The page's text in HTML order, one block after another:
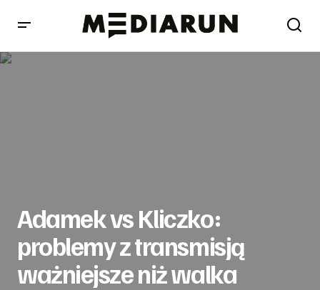
Adamek vs Kliczko:
problemy z transmisją
ważniejsze niż walka